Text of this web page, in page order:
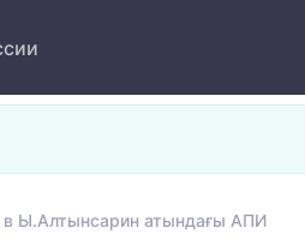
в Ы.Алтынсарин атындағы АПИ